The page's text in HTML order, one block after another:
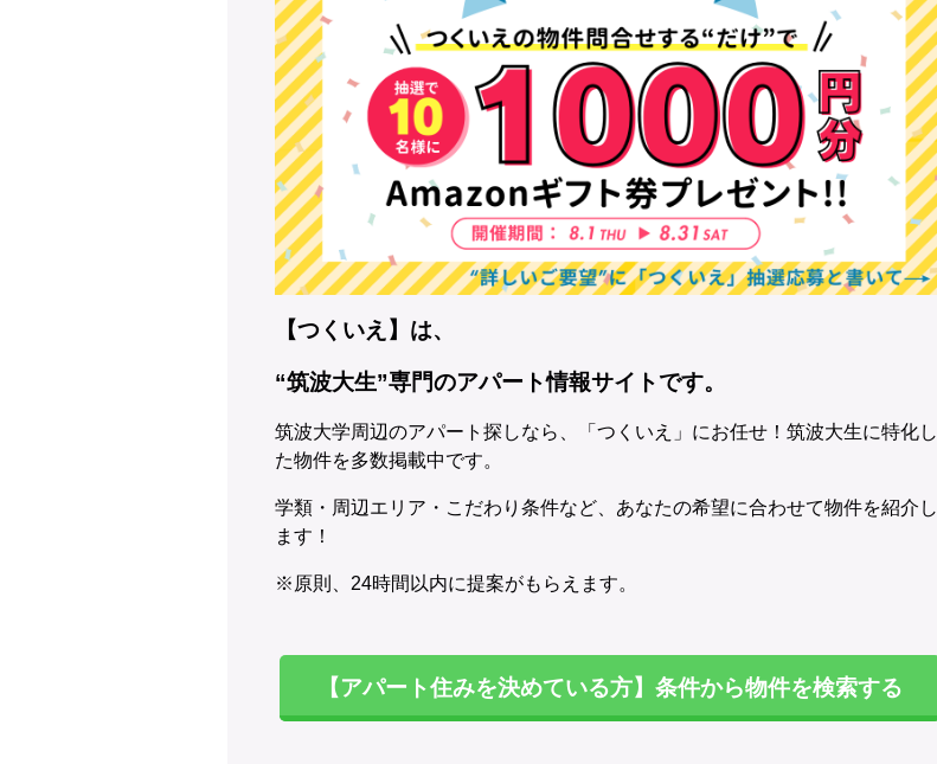
【つくいえ】は、
“筑波大生”専門のアパート情報サイトです。
筑波大学周辺のアパート探しなら、「つくいえ」にお任せ！筑波大生に特化し
た物件を多数掲載中です。
学類・周辺エリア・こだわり条件など、あなたの希望に合わせて物件を紹介し
ます！
※原則、24時間以内に提案がもらえます。
【アパート住みを決めている方】条件から物件を検索する